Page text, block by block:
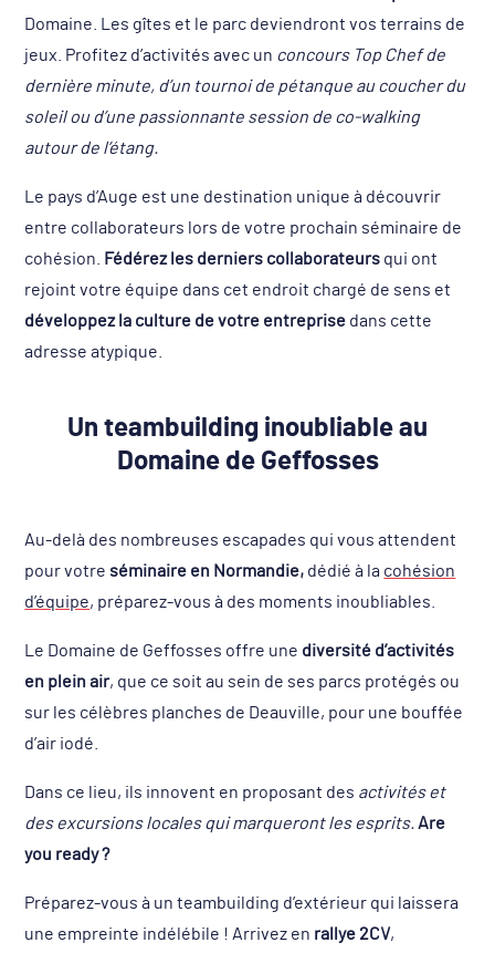
Domaine. Les gîtes et le parc deviendront vos terrains de
jeux. Profitez d’activités avec un concours Top Chef de
dernière minute, d’un tournoi de pétanque au coucher du
soleil ou d’une passionnante session de co-walking
autour de l’étang.
Le pays d’Auge est une destination unique à découvrir
entre collaborateurs lors de votre prochain séminaire de
cohésion.
Fédérez les derniers collaborateurs qui ont
rejoint votre équipe dans cet endroit chargé de sens et
développez la culture de votre entreprise dans cette
adresse atypique.
Un teambuilding inoubliable au
Domaine de Geffosses
Au-delà des nombreuses escapades qui vous attendent
pour votre séminaire en Normandie, dédié à la cohésion
d’équipe, préparez-vous à des moments inoubliables.
Le Domaine de Geffosses offre une diversité d’activités
en plein air, que ce soit au sein de ses parcs protégés ou
sur les célèbres planches de Deauville, pour une bouffée
d’air iodé.
Dans ce lieu, ils innovent en proposant des activités et
des excursions locales qui marqueront les esprits. Are
you ready ?
Préparez-vous à un teambuilding d’extérieur qui laissera
une empreinte indélébile ! Arrivez en rallye 2CV,